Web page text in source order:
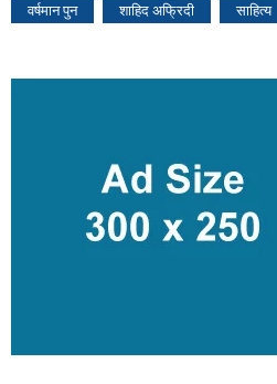
वर्षमान पुन शाहिद अफ्रिदी साहित्य